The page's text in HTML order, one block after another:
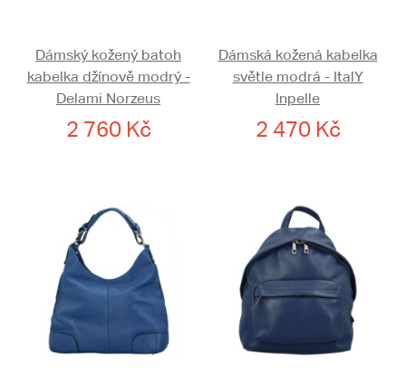
Dámský kožený batoh
kabelka džínově modrý -
Delami Norzeus
2 760 Kč
Dámská kožená kabelka
světle modrá - ItalY
Inpelle
2 470 Kč